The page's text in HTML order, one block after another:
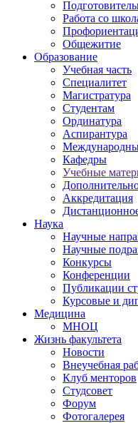
Работа со
Общежитие
Образование
Учебная часть
Специалитет
Магистратура
Студентам
Ординатура
Аспирантура
Кафедры
Учебные
Аккредитация
Наука
Научные
Научные
Конкурсы
Конференции
Публикации
Курсовые и
Медицина
МНОЦ
Жизнь факультета
Новости
Внеучебная
Клуб менторов
Студсовет
Форум
Фотогалерея